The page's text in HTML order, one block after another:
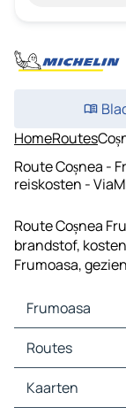
HomeRoutes
Route Coșnea -
reiskosten -
Route Coșnea
brandstof,
Frumoasa,
Frumoasa
Frumoasa Kaarten
Frumoasa Verkeer
Frumoasa Hotels
Frumoasa
Routes
Routes
Routes
Kaarten